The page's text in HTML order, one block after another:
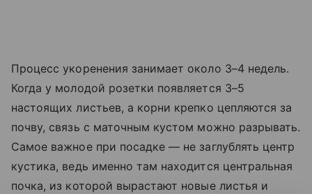
Процесс укоренения занимает около 3–4 недель.
Когда у молодой розетки появляется 3–5
настоящих листьев, а корни крепко цепляются за
почву, связь с маточным кустом можно разрывать.
Самое важное при посадке — не заглублять центр
кустика, ведь именно там находится центральная
почка, из которой вырастают новые листья и